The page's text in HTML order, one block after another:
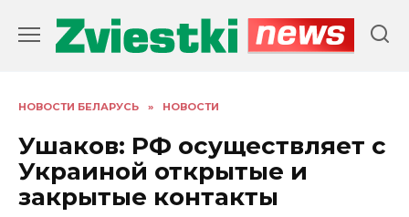
содержанию
НОВОСТИ БЕЛАРУСЬ » НОВОСТИ
Ушаков: РФ осуществляет с
Украиной открытые и
закрытые контакты